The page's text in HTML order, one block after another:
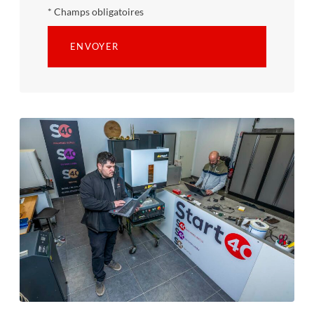
* Champs obligatoires